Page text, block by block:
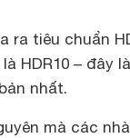
ra tiêu chuẩn
HDR10 – đây
nhất.
mà các